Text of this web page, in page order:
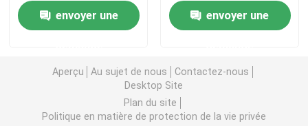
Kit d'épissure de rail
Bâti d'inclinaison de panneau solaire
Crochet de toit solaire
Composants en
aluminium Adaptés aux
petites et grandes
envoyer une
solutions de montage
flexibles pour différents
types de panneaux
envoyer une
Aperçu Au sujet de nous
Contactez-nous
Desktop Site
Plan du site
Politique en matière de protection de la vie privée